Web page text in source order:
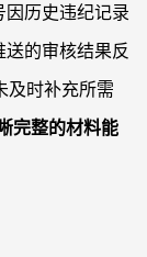
历史违纪记录
的审核结果反
及时补充所需
完整的材料能